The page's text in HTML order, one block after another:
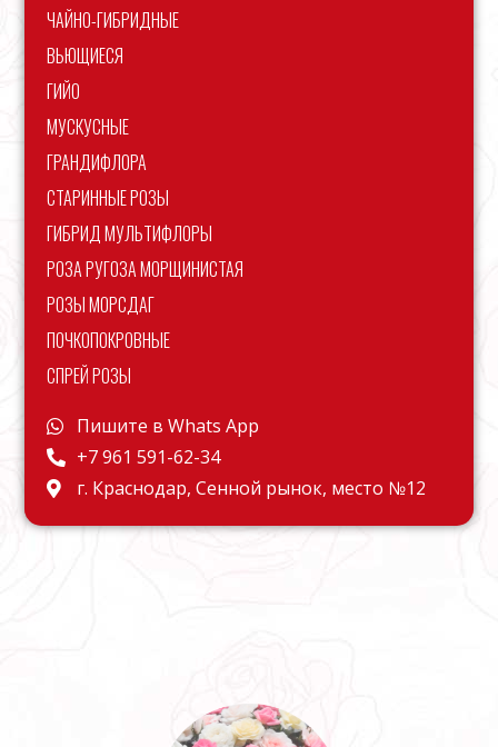
ЧАЙНО-ГИБРИДНЫЕ
ВЬЮЩИЕСЯ
ГИЙО
МУСКУСНЫЕ
ГРАНДИФЛОРА
СТАРИННЫЕ РОЗЫ
ГИБРИД МУЛЬТИФЛОРЫ
РОЗА РУГОЗА МОРЩИНИСТАЯ
РОЗЫ МОРСДАГ
ПОЧКОПОКРОВНЫЕ
СПРЕЙ РОЗЫ
Пишите в Whats App
+7 961 591-62-34
г. Краснодар, Сенной рынок, место №12